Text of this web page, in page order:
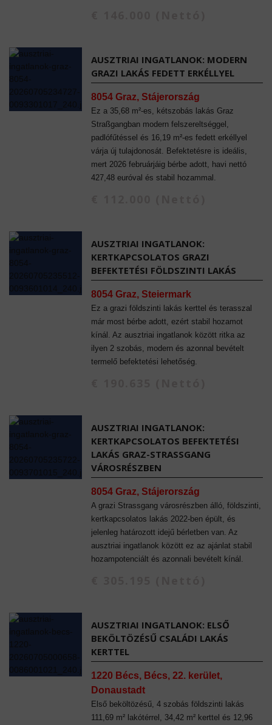
AUSZTRIAI INGATLANOK: ELSŐ
BEKÖLTÖZÉSŰ CSALÁDI LAKÁS
KERTTEL
1220 Bécs, Bécs, 22. kerület,
Donaustadt
Első beköltözésű, 4 szobás földszinti lakás
111,69 m² lakótérrel, 34,42 m² kerttel és 12,96
AUSZTRIAI INGATLANOK: MODERN
GRAZI LAKÁS FEDETT ERKÉLLYEL
8054 Graz, Stájerország
Ez a 35,68 m²-es, kétszobás lakás Graz
Straßgangban modern felszereltséggel,
padlófűtéssel és 16,19 m²-es fedett erkéllyel
várja új tulajdonosát. Befektetésre is ideális,
mert 2026 februárjáig bérbe adott, havi nettó
427,48 euróval és stabil hozammal.
AUSZTRIAI INGATLANOK:
KERTKAPCSOLATOS GRAZI
BEFEKTETÉSI FÖLDSZINTI LAKÁS
8054 Graz, Steiermark
Ez a grazi földszinti lakás kerttel és terasszal
már most bérbe adott, ezért stabil hozamot
kínál. Az ausztriai ingatlanok között ritka az
ilyen 2 szobás, modern és azonnal bevételt
termelő befektetési lehetőség.
AUSZTRIAI INGATLANOK:
KERTKAPCSOLATOS BEFEKTETÉSI
LAKÁS GRAZ-STRASSGANG
VÁROSRÉSZBEN
8054 Graz, Stájerország
A grazi Strassgang városrészben álló, földszinti,
kertkapcsolatos lakás 2022-ben épült, és
jelenleg határozott idejű bérletben van. Az
ausztriai ingatlanok között ez az ajánlat stabil
hozampotenciált és azonnali bevételt kínál.